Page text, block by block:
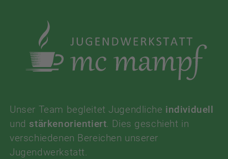
Unser Team begleitet Jugendliche individuell
und stärkenorientiert. Dies geschieht in
verschiedenen Bereichen unserer
Jugendwerkstatt.